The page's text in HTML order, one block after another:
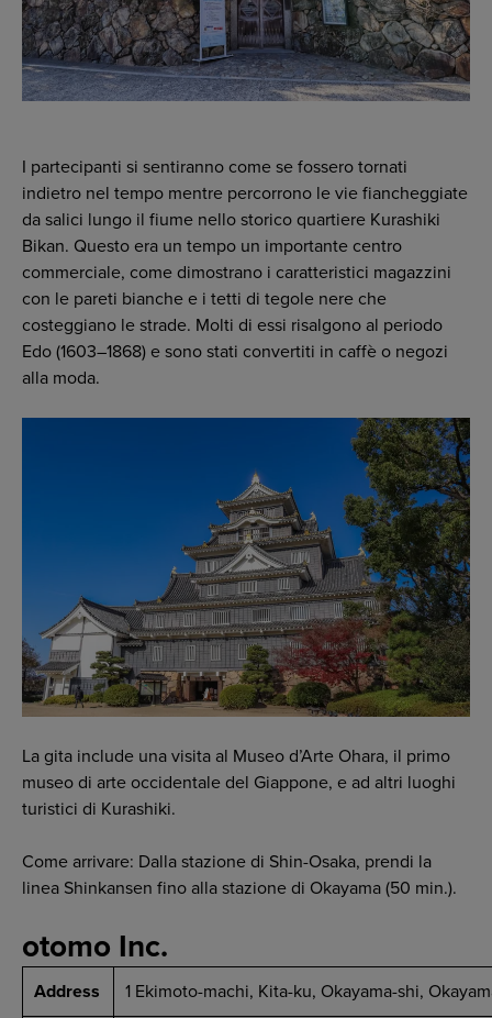
I partecipanti si sentiranno come se fossero tornati
indietro nel tempo mentre percorrono le vie fiancheggiate
da salici lungo il fiume nello storico quartiere Kurashiki
Bikan. Questo era un tempo un importante centro
commerciale, come dimostrano i caratteristici magazzini
con le pareti bianche e i tetti di tegole nere che
costeggiano le strade. Molti di essi risalgono al periodo
Edo (1603–1868) e sono stati convertiti in caffè o negozi
alla moda.
La gita include una visita al Museo d’Arte Ohara, il primo
museo di arte occidentale del Giappone, e ad altri luoghi
turistici di Kurashiki.
Come arrivare: Dalla stazione di Shin-Osaka, prendi la
linea Shinkansen fino alla stazione di Okayama (50 min.).
otomo Inc.
Address 1 Ekimoto-machi, Kita-ku, Okayama-shi,